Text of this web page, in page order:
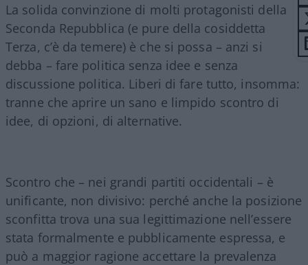
La solida convinzione di molti protagonisti della
Seconda Repubblica (e pure della cosiddetta
Terza, c’è da temere) è che si possa – anzi si
debba – fare politica senza idee e senza
discussione politica. Liberi di fare tutto, insomma:
tranne che aprire un sano e limpido scontro di
idee, di opzioni, di alternative.
Scontro che – nei grandi partiti occidentali – è
unificante, non divisivo: perché anche la posizione
sconfitta trova una sua legittimazione nell’essere
stata formalmente e pubblicamente espressa, e
può a maggior ragione accettare la prevalenza